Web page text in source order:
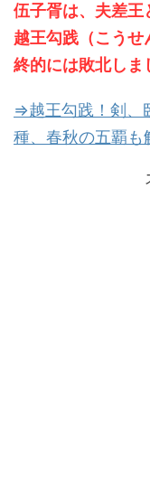
伍子胥は、夫差王
越王勾践（こう
終的には敗北しま
⇒越王勾践！剣、
種、春秋の五覇も